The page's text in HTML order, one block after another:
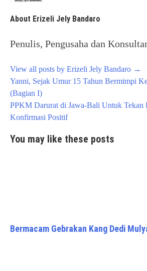
About Erizeli Jely Bandaro
Penulis, Pengusaha dan
View all posts by Erizeli Jely Bandaro →
Post
navigation
Yanni, Sejak Umur 15 Tahun Bermimpi
(Bagian I)
PPKM Darurat di Jawa-Bali Untuk Tekan
Konfirmasi Positif
You may like these posts
Bermacam Gebrakan Kang Dedi